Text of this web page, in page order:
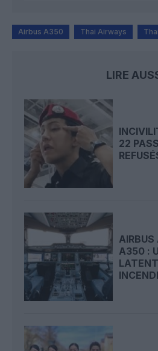
Airbus A350 Thai Airways
LIRE
22
A350 :